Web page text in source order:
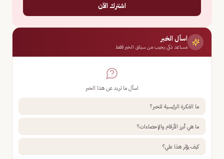
اشترك الآن
اسأل الخبر
مساعد ذكي يجيب من سياق الخبر فقط
اسأل ما تريد عن هذا الخبر
ما الفكرة الرئيسية للخبر؟
ما هي أبرز الأرقام والإحصاءات؟
كيف يؤثر هذا علي؟